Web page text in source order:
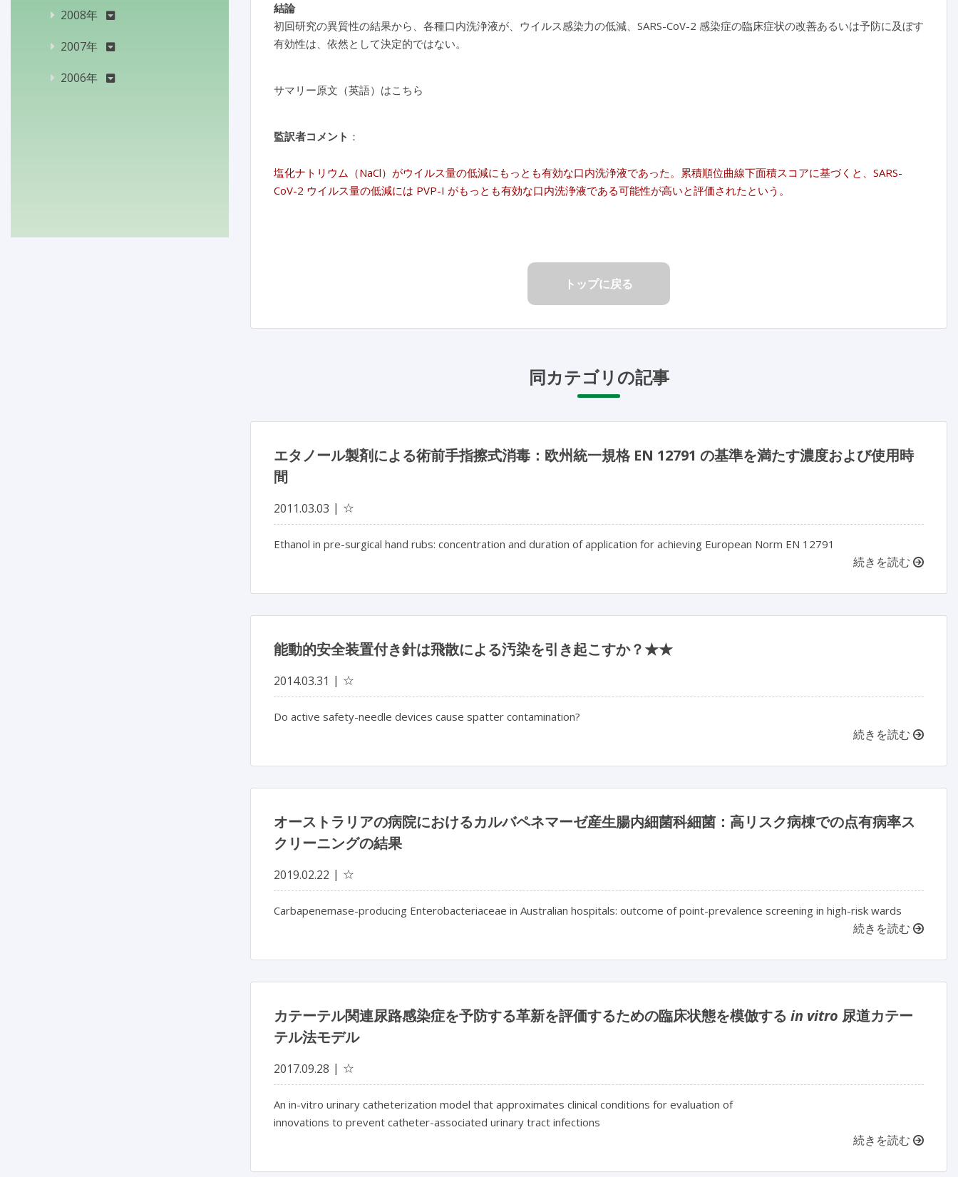
結論
初回研究の異質性の結果から、各種口内洗浄液が、ウイルス感染力の低減、SARS-CoV-2 感染症の臨床症状の改善あるいは予防に及ぼす
有効性は、依然として決定的ではない。
サマリー原文（英語）はこちら
監訳者コメント ：
塩化ナトリウム（NaCl）がウイルス量の低減にもっとも有効な口内洗浄液であった。累積順位曲線下面積スコアに基づくと、SARS-
CoV-2 ウイルス量の低減には PVP-I がもっとも有効な口内洗浄液である可能性が高いと評価されたという。
トップに戻る
同カテゴリの記事
エタノール製剤による術前手指擦式消毒：欧州統一規格 EN 12791 の基準を満たす濃度および使用時
間
2011.03.03 ☆
Ethanol in pre-surgical hand rubs: concentration and duration of application for achieving European Norm EN 12791
続きを読む
能動的安全装置付き針は飛散による汚染を引き起こすか？★★
2014.03.31 ☆
Do active safety-needle devices cause spatter contamination?
続きを読む
オーストラリアの病院におけるカルバペネマーゼ産生腸内細菌科細菌：高リスク病棟での点有病率ス
クリーニングの結果
2019.02.22 ☆
Carbapenemase-producing Enterobacteriaceae in Australian hospitals: outcome of point-prevalence screening in high-risk wards
続きを読む
カテーテル関連尿路感染症を予防する革新を評価するための臨床状態を模倣する in vitro 尿道カテー
テル法モデル
2017.09.28 ☆
An in-vitro urinary catheterization model that approximates clinical conditions for evaluation of
innovations to prevent catheter-associated urinary tract infections
続きを読む
2008年
2007年
2006年